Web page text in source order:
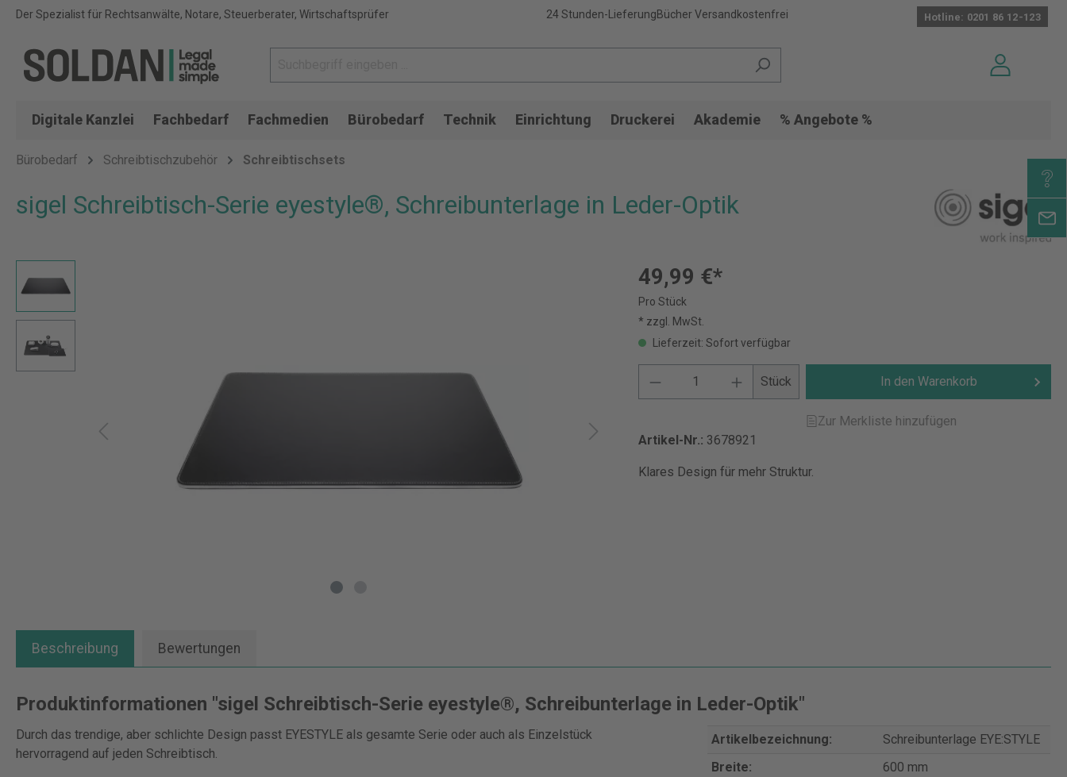
Der Spezialist für Rechtsanwälte, Notare, Steuerberater, Wirtschaftsprüfer 24 Stunden-LieferungBücher Versandkostenfrei Hotline: 0201 86 12-123
Digitale Kanzlei Fachbedarf Fachmedien Bürobedarf Technik Einrichtung Druckerei Akademie % Angebote %
Bürobedarf Schreibtischzubehör Schreibtischsets
sigel Schreibtisch-Serie eyestyle®, Schreibunterlage in Leder-Optik
49,99 €*
Pro Stück
* zzgl. MwSt.
Lieferzeit: Sofort verfügbar
Stück In den Warenkorb
Zur Merkliste hinzufügen
Artikel-Nr.: 3678921
Klares Design für mehr Struktur.
Beschreibung Bewertungen
Produktinformationen "sigel Schreibtisch-Serie eyestyle®, Schreibunterlage in Leder-Optik"
Durch das trendige, aber schlichte Design passt EYESTYLE als gesamte Serie oder auch als Einzelstück
hervorragend auf jeden Schreibtisch.
Artikelbezeichnung:
Schreibunterlage EYE:STYLE
Breite:
600 mm